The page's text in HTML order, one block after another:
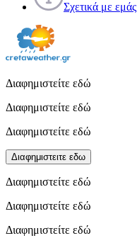
Σχετικά με εμάς
Διαφημιστείτε εδώ
Διαφημιστείτε εδώ
Διαφημιστείτε εδώ
Διαφημιστειτε εδω
Διαφημιστείτε εδώ
Διαφημιστείτε εδώ
Διαφημιστείτε εδώ